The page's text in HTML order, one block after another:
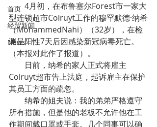
首页
经贸新闻
News
        4月初，在布鲁塞尔Forest市一家大
型连锁超市Colruyt工作的穆罕默德·纳希
（MohammedNahi）（32岁），在检
测呈阳性7天后因感染新冠病毒死亡。
（本报对此作了报道）。
Colruyt超市告上法庭，起诉雇主在保护
其员工方面的疏忽。
所有措施，但是他的老板不允许他在工
作期间戴口罩或手套。几个同事可以确